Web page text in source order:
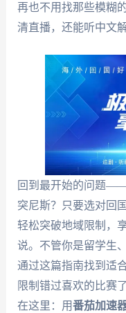
再也不用找那些模糊
清直播，还能听中文
回到最开始的问题
突尼斯？只要选对回
轻松突破地域限制，
说。不管你是留学生
通过这篇指南找到适
限制错过喜欢的比赛
在这里：用番茄加速